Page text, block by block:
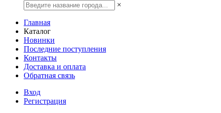
×
Главная
Каталог
Новинки
Последние поступления
Контакты
Доставка и оплата
Обратная связь
Вход
Регистрация